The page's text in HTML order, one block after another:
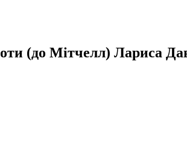
(до Мітчелл) Лариса